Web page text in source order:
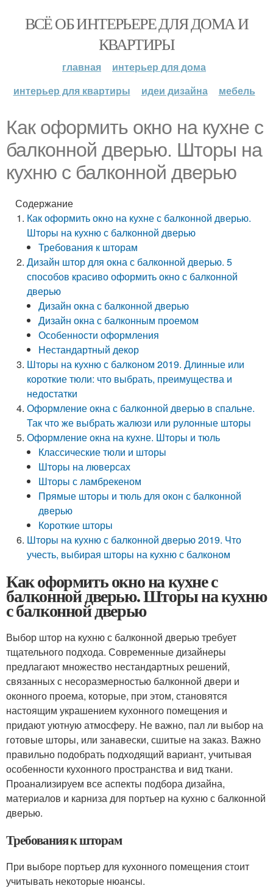
ВСЁ ОБ ИНТЕРЬЕРЕ ДЛЯ ДОМА И
КВАРТИРЫ
главная
интерьер для дома
интерьер для квартиры
идеи дизайна мебель
Как оформить окно на кухне с
балконной дверью. Шторы на
кухню с балконной дверью
Содержание
Как оформить окно на кухне с балконной дверью.
Шторы на кухню с балконной дверью
Требования к шторам
Дизайн штор для окна с балконной дверью. 5
способов красиво оформить окно с балконной
дверью
Дизайн окна с балконной дверью
Дизайн окна с балконным проемом
Особенности оформления
Нестандартный декор
Шторы на кухню с балконом 2019. Длинные или
короткие тюли: что выбрать, преимущества и
недостатки
Оформление окна с балконной дверью в спальне.
Так что же выбрать жалюзи или рулонные шторы
Оформление окна на кухне. Шторы и тюль
Классические тюли и шторы
Шторы на люверсах
Шторы с ламбрекеном
Прямые шторы и тюль для окон с балконной
дверью
Короткие шторы
Шторы на кухню с балконной дверью 2019. Что
учесть, выбирая шторы на кухню с балконом
Как оформить окно на кухне с
балконной дверью. Шторы на кухню
с балконной дверью
Выбор штор на кухню с балконной дверью требует
тщательного подхода. Современные дизайнеры
предлагают множество нестандартных решений,
связанных с несоразмерностью балконной двери и
оконного проема, которые, при этом, становятся
настоящим украшением кухонного помещения и
придают уютную атмосферу. Не важно, пал ли выбор на
готовые шторы, или занавески, сшитые на заказ. Важно
правильно подобрать подходящий вариант, учитывая
особенности кухонного пространства и вид ткани.
Проанализируем все аспекты подбора дизайна,
материалов и карниза для портьер на кухню с балконной
дверью.
Требования к шторам
При выборе портьер для кухонного помещения стоит
учитывать некоторые нюансы.